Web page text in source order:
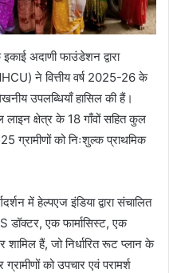
अदाणी फाउंडेशन द्वारा
ने वित्तीय वर्ष 2025-26 के
उपलब्धियाँ हासिल की हैं।
क्षेत्र के 18 गाँवों सहित कुल
ग्रामीणों को निःशुल्क प्राथमिक
में हेल्पएज इंडिया द्वारा संचालित
डॉक्टर, एक फार्मासिस्ट, एक
हैं, जो निर्धारित रूट प्लान के
को उपचार एवं परामर्श